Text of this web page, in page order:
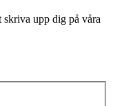
skriva upp dig på våra